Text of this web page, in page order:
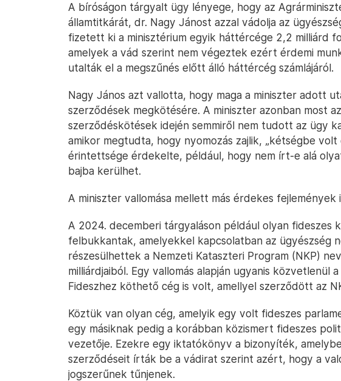
A bíróságon tárgyalt ügy lényege, hogy az
államtitkárát, dr. Nagy Jánost azzal vádolja az
fizetett ki a minisztérium egyik háttércége 2,2 milliárd
amelyek a vád szerint nem végeztek ezért érdemi
utalták el a megszűnés előtt álló háttércég számlájáról.
Nagy János azt vallotta, hogy maga a miniszter adott
szerződések megkötésére. A miniszter azonban most
szerződéskötések idején semmiről nem tudott az ügy
amikor megtudta, hogy nyomozás zajlik, „kétségbe volt
érintettsége érdekelte, például, hogy nem írt-e alá
bajba kerülhet.
A miniszter vallomása mellett más érdekes
A 2024. decemberi tárgyaláson például olyan fideszes
felbukkantak, amelyekkel kapcsolatban az ügyészség
részesülhettek a Nemzeti Kataszteri Program (NKP)
milliárdjaiból. Egy vallomás alapján ugyanis közvetlenül
Fideszhez köthető cég is volt, amellyel szerződött az
Köztük van olyan cég, amelyik egy volt fideszes
egy másiknak pedig a korábban közismert fideszes
vezetője. Ezekre egy iktatókönyv a bizonyíték,
szerződéseit írták be a vádirat szerint azért, hogy a
jogszerűnek tűnjenek.